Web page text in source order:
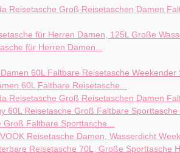
für Herren Damen...
60L Faltbare Reisetasche...
Groß Faltbare Sporttasche...